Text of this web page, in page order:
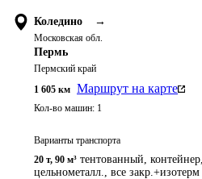
Коледино →
Московская обл.
Пермь
Пермский край
1 605 км Маршрут на карте
Кол-во машин: 1
Варианты транспорта
20 т, 90 м³ тентованный,
цельнометалл., все закр.+изотерм